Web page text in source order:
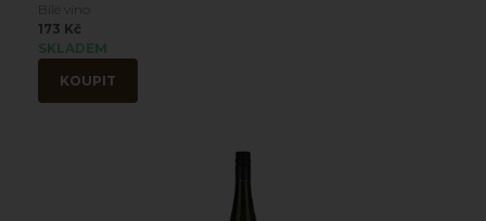
Bílé víno
173 Kč
SKLADEM
KOUPIT